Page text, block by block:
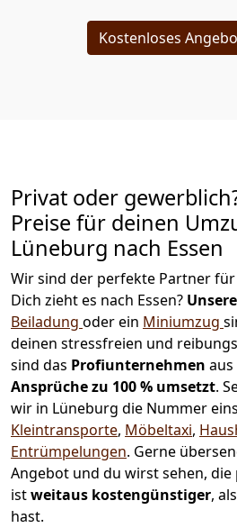
Kostenloses
Privat oder
Preise für deinen
Lüneburg nach Essen
Wir sind der perfekte Partner für
Dich zieht es nach Essen?
Beiladung oder ein Miniumzug
deinen stressfreien und
sind das Profiunternehmen
Ansprüche zu 100 % umsetzt.
wir in Lüneburg die Nummer
Kleintransporte, Möbeltaxi,
Entrümpelungen. Gerne
Angebot und du wirst sehen,
istweitaus kostengünstiger,
hast.